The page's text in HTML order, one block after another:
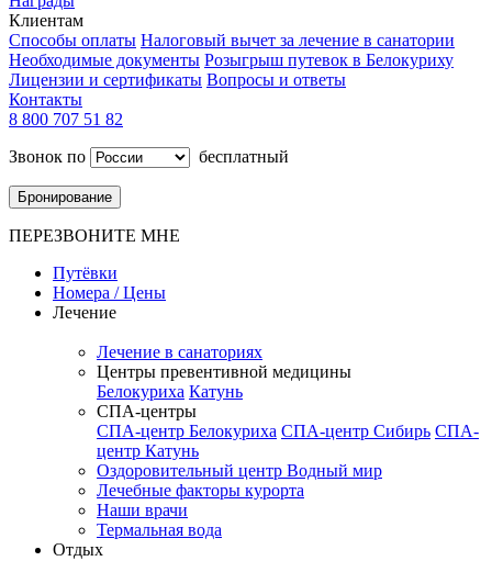
Клиентам
Способы оплаты Налоговый вычет за лечение в санатории
Необходимые документы Розыгрыш путевок в Белокуриху
Лицензии и сертификаты Вопросы и ответы
Контакты
8 800 707 51 82
Звонок по
бесплатный
Бронирование
ПЕРЕЗВОНИТЕ МНЕ
Путёвки
Номера / Цены
Лечение
Лечение в санаториях
Центры превентивной медицины
Белокуриха Катунь
СПА-центры
СПА-центр Белокуриха СПА-центр Сибирь СПА-
центр Катунь
Оздоровительный центр Водный мир
Лечебные факторы курорта
Наши врачи
Термальная вода
Отдых